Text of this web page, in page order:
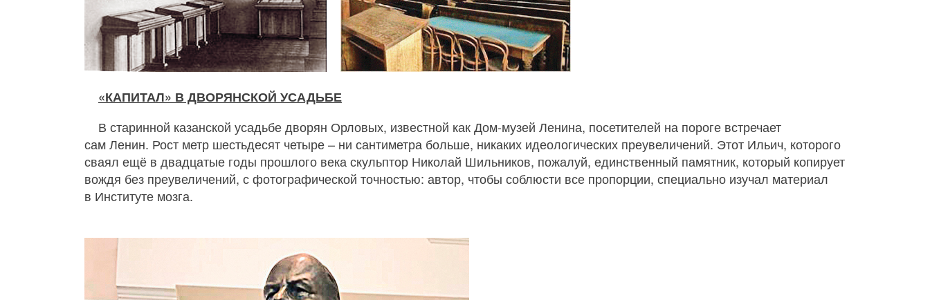
«КАПИТАЛ» В ДВОРЯНСКОЙ УСАДЬБЕ
В старинной казанской усадьбе дворян Орловых, известной как Дом‑музей Ленина, посетителей на пороге встречает
сам Ленин. Рост метр шестьдесят четыре – ни сантиметра больше, никаких идеологических преувеличений. Этот Ильич, которого
сваял ещё в двадцатые годы прошлого века скульптор Николай Шильников, пожалуй, единственный памятник, который копирует
вождя без преувеличений, с фотографической точностью: автор, чтобы соблюсти все пропорции, специально изучал материал
в Институте мозга.